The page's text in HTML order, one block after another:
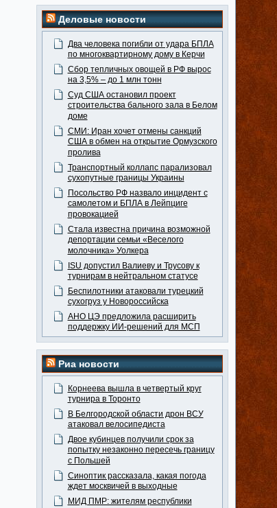
Деловые новости
Два человека погибли от удара БПЛА
по многоквартирному дому в Керчи
Сбор тепличных овощей в РФ вырос
на 3,5% – до 1 млн тонн
Суд США остановил проект
строительства бального зала в Белом
доме
СМИ: Иран хочет отмены санкций
США в обмен на открытие Ормузского
пролива
Транспортный коллапс парализовал
сухопутные границы Украины
Посольство РФ назвало инцидент с
самолетом и БПЛА в Лейпциге
провокацией
Стала известна причина возможной
депортации семьи «Веселого
молочника» Уолкера
ISU допустил Валиеву и Трусову к
турнирам в нейтральном статусе
Беспилотники атаковали турецкий
сухогруз у Новороссийска
АНО ЦЭ предложила расширить
поддержку ИИ-решений для МСП
Риа новости
Корнеева вышла в четвертый круг
турнира в Торонто
В Белгородской области дрон ВСУ
атаковал велосипедиста
Двое кубинцев получили срок за
попытку незаконно пересечь границу
с Польшей
Синоптик рассказала, какая погода
ждет москвичей в выходные
МИД ПМР: жителям республики